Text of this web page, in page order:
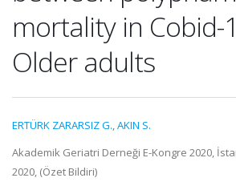
mortality in Cobid-
Older adults
ERTÜRK ZARARSIZ G.,AKIN S.
Akademik Geriatri Derneği E-Kongre 2020,
2020, (Özet Bildiri)